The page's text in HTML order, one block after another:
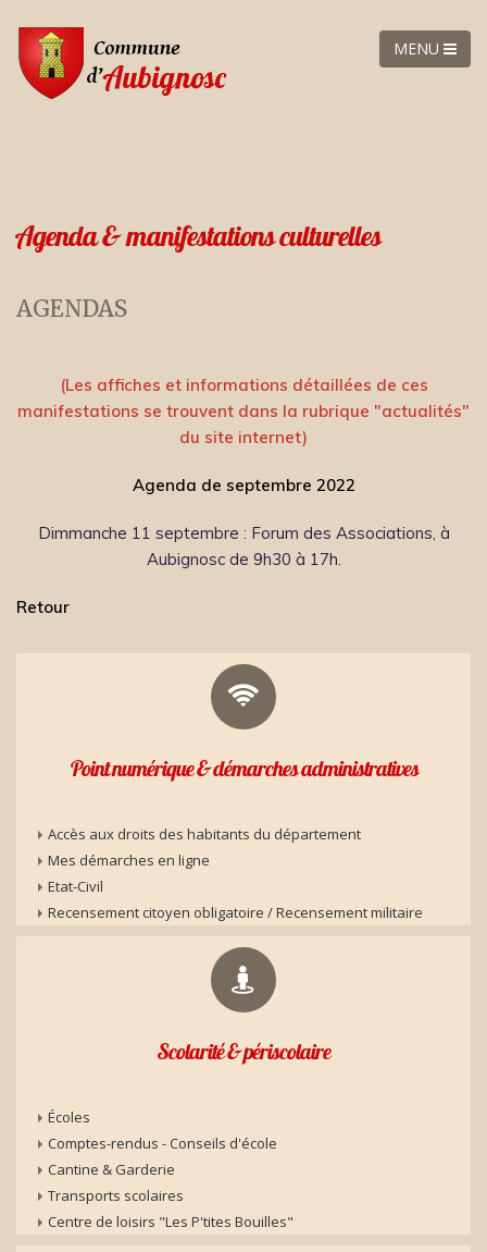
MENU
Agenda & manifestations culturelles
AGENDAS
(Les affiches et informations détaillées de ces
manifestations se trouvent dans la rubrique "actualités"
du site internet)
Agenda de septembre 2022
Dimmanche 11 septembre : Forum des Associations, à
Aubignosc de 9h30 à 17h.
Retour
Point numérique & démarches administratives
Accès aux droits des habitants du département
Mes démarches en ligne
Etat-Civil
Recensement citoyen obligatoire / Recensement militaire
Scolarité & périscolaire
Écoles
Comptes-rendus - Conseils d'école
Cantine & Garderie
Transports scolaires
Centre de loisirs "Les P'tites Bouilles"